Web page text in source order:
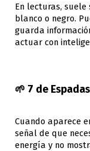
En lecturas,
blanco o negro.
guarda
actuar con
🌱 7 de
Cuando aparece
señal de que
energía y no